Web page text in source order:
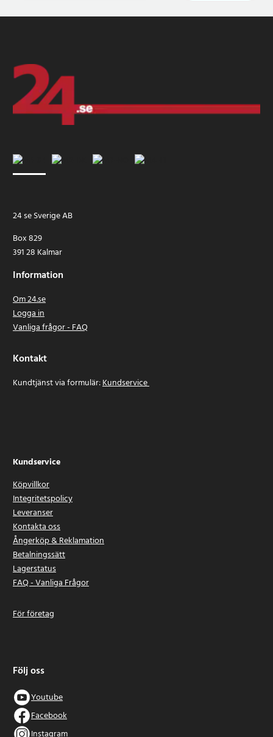
24 se Sverige AB
Box 829
391 28 Kalmar
Information
Om 24.se
Logga in
Vanliga frågor - FAQ
Kontakt
Kundtjänst via formulär:Kundservice
Kundservice
Köpvillkor
Integritetspolicy
Leveranser
Kontakta oss
Ångerköp & Reklamation
Betalningssätt
Lagerstatus
FAQ - Vanliga Frågor
För företag
Följ oss
Youtube
Facebook
Instagram